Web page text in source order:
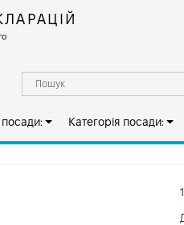
посади: Категорія посади: